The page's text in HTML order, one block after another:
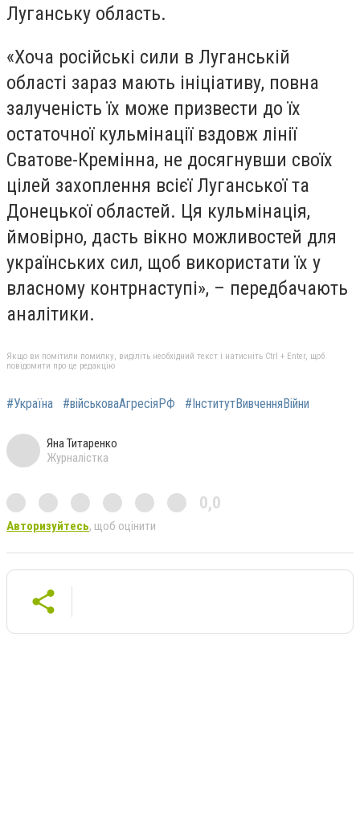
Луганську область.
«Хоча російські сили в Луганській
області зараз мають ініціативу, повна
залученість їх може призвести до їх
остаточної кульмінації вздовж лінії
Сватове-Кремінна, не досягнувши своїх
цілей захоплення всієї Луганської та
Донецької областей. Ця кульмінація,
ймовірно, дасть вікно можливостей для
українських сил, щоб використати їх у
власному контрнаступі», – передбачають
аналітики.
Якщо ви помітили помилку, виділіть необхідний текст і натисніть Ctrl + Enter, щоб
повідомити про це редакцію
#Україна #військоваАгресіяРФ #ІнститутВивченняВійни
Яна Титаренко
Журналістка
0,0
Авторизуйтесь, щоб оцінити